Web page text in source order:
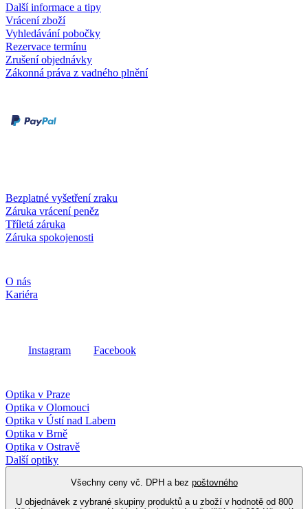
Další informace a tipy
Vrácení zboží
Vyhledávání pobočky
Rezervace termínu
Zrušení objednávky
Zákonná práva z vadného plnění
Bezplatné vyšetření zraku
Záruka vrácení peněz
Tříletá záruka
Záruka spokojenosti
O nás
Kariéra
Instagram Facebook
Optika v Praze
Optika v Olomouci
Optika v Ústí nad Labem
Optika v Brně
Optika v Ostravě
Další optiky
Všechny ceny vč. DPH a bez poštovného
U objednávek z vybrané skupiny produktů a u zboží v hodnotě od 800